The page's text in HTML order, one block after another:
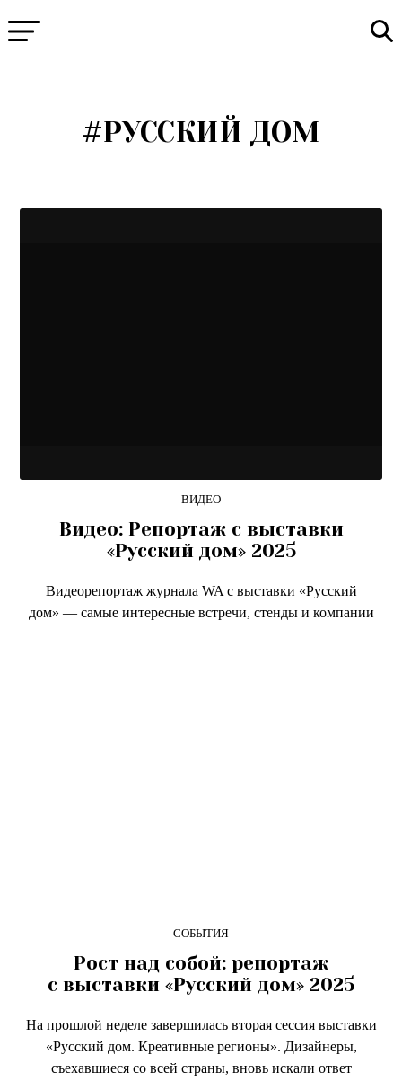
#РУССКИЙ ДОМ
ВИДЕО
Видео: Репортаж с выставки
«Русский дом» 2025
Видеорепортаж журнала WA с выставки «Русский
дом» — самые интересные встречи, стенды и компании
СОБЫТИЯ
Рост над собой: репортаж
с выставки «Русский дом» 2025
На прошлой неделе завершилась вторая сессия выставки
«Русский дом. Креативные регионы». Дизайнеры,
съехавшиеся со всей страны, вновь искали ответ